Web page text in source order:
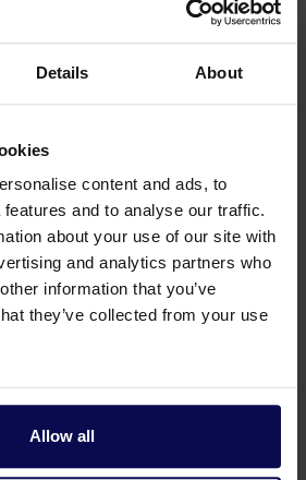
Details About
content and ads, to
and to analyse our traffic.
about your use of our site with
and analytics partners who
information that you’ve
they’ve collected from your use
Allow all
st
Satz 2001